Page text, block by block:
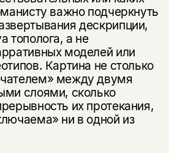
важно подчеркнуть
дескрипции,
тополога, а не
моделей или
Картина не столько
между двумя
слоями, сколько
их протекания,
ни в одной из